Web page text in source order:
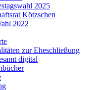
2025
Kötzschen
2022
zur Eheschließung
digital